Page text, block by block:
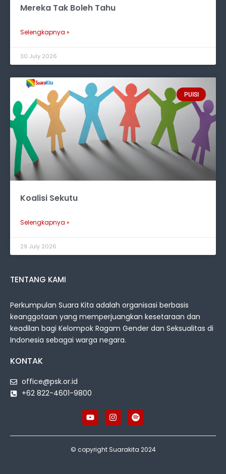
Mereka Tak Boleh Tahu
Selengkapnya »
30 July 2026
PUISI
Koalisi Sekutu
Selengkapnya »
29 July 2026
TENTANG KAMI
Perkumpulan Suara Kita adalah organisasi berbasis
keanggotaan yang memperjuangkan kesetaraan dan
keadilan bagi Kelompok Ragam Gender dan Seksualitas di
Indonesia sebagai warga negara.
KONTAK
office@psk.or.id
+62 822-4601-9800
© copyright Suarakita 2024